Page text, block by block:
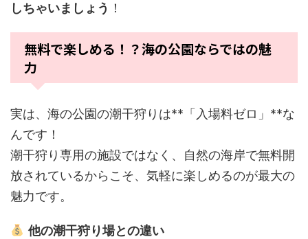
しちゃいましょう ！
無料で楽しめる！？海の公園ならではの魅
力
実は、海の公園の潮干狩りは**「入場料ゼロ」**な
んです！
潮干狩り専用の施設ではなく、自然の海岸で無料開
放されているからこそ、気軽に楽しめるのが最大の
魅力です。
他の潮干狩り場との違い